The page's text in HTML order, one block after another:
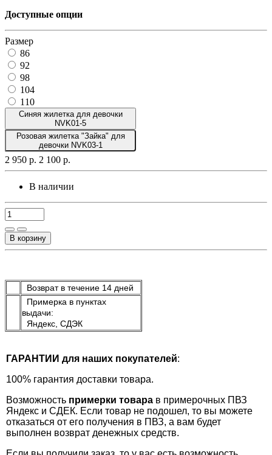
Доступные опции
Размер
86
92
98
104
110
Синяя жилетка для девочки
NVK01-5
Розовая жилетка "Зайка" для
девочки NVK03-1
2 950 р. 2 100 р.
В наличии
В корзину
Возврат в течение 14 дней
Примерка в пунктах
выдачи:
Яндекс, СДЭК
ГАРАНТИИ для наших покупателей:
100% гарантия доставки товара.
Возможность примерки товара в примерочных ПВЗ
Яндекс и СДЕК. Если товар не подошел, то вы можете
отказаться от его получения в ПВЗ, а вам будет
выполнен возврат денежных средств.